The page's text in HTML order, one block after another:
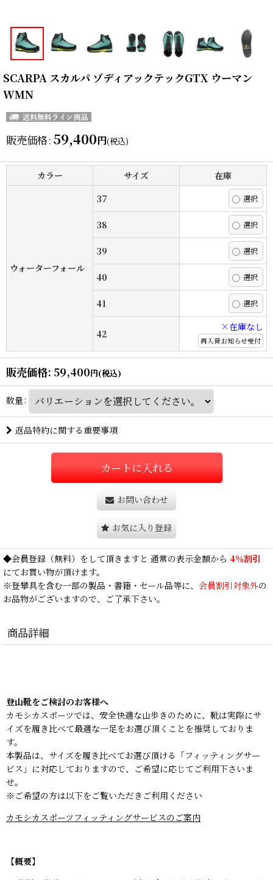
SCARPA スカルパ ゾディアックテックGTX ウーマン
WMN
販売価格: 59,400円(税込)
カラー サイズ 在庫
ウォーターフォール
37
38
39
40
41
42
×在庫なし
再入荷お知らせ受付
販売価格: 59,400円(税込)
数量:
返品特約に関する重要事項
カートに入れる
お問い合わせ
お気に入り登録
◆会員登録 （無料）をして頂きますと 通常の表示金額から 4％割引
にてお買い物が頂けます。
※登攀具を含む一部の製品・書籍・セール品等に、 会員割引対象外の
お品物がございますので、ご了承下さい。
商品詳細
登山靴をご検討のお客様へ
カモシカスポーツでは、安全快適な山歩きのために、靴は実際にサ
イズを履き比べて最適な一足をお選び頂くことを推奨しておりま
す。
本製品は、サイズを履き比べてお選び頂ける 「フィッティングサー
ビス」 に対応しておりますので、ご希望に応じてご利用下さいま
せ。
※ご希望の方は以下をご覧いただきご利用ください
カモシカスポーツフィッティングサービスのご案内
【概要】